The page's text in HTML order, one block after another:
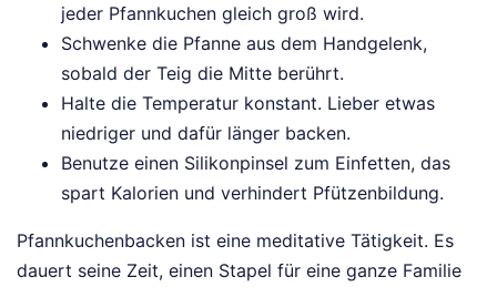
jeder Pfannkuchen gleich groß wird.
Schwenke die Pfanne aus dem Handgelenk,
sobald der Teig die Mitte berührt.
Halte die Temperatur konstant. Lieber etwas
niedriger und dafür länger backen.
Benutze einen Silikonpinsel zum Einfetten, das
spart Kalorien und verhindert Pfützenbildung.
Pfannkuchenbacken ist eine meditative Tätigkeit. Es
dauert seine Zeit, einen Stapel für eine ganze Familie